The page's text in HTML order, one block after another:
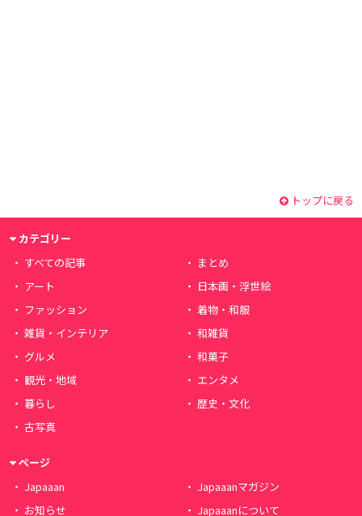
トップに戻る
カテゴリー
すべての記事
まとめ
アート
日本画・浮世絵
ファッション
着物・和服
雑貨・インテリア
和雑貨
グルメ
和菓子
観光・地域
エンタメ
暮らし
歴史・文化
古写真
ページ
Japaaan
Japaaanマガジン
お知らせ
Japaaanについて